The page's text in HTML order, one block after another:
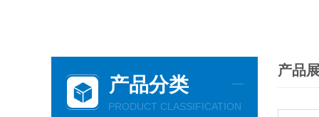
产品分类
PRODUCT CLASSIFICATION
产品